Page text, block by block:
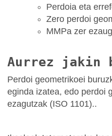
Perdoia eta
Zero perdoi
MMPa zer
Aurrez jakin
Perdoi geometrikoei
eginda izatea, edo perdoi
ezagutzak (ISO 1101)..